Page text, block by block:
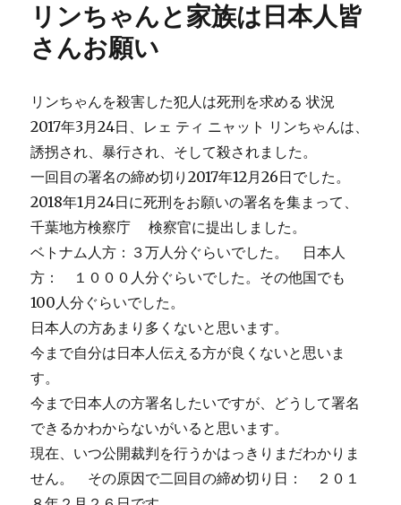
リンちゃんと家族は日本人皆
さんお願い
リンちゃんを殺害した犯人は死刑を求める 状況
2017年3月24日、レェ ティ ニャット リンちゃんは、
誘拐され、暴行され、そして殺されました。
一回目の署名の締め切り2017年12月26日でした。
2018年1月24日に死刑をお願いの署名を集まって、
千葉地方検察庁 検察官に提出しました。
ベトナム人方：３万人分ぐらいでした。 日本人
方： １０００人分ぐらいでした。その他国でも
100人分ぐらいでした。
日本人の方あまり多くないと思います。
今まで自分は日本人伝える方が良くないと思いま
す。
今まで日本人の方署名したいですが、どうして署名
できるかわからないがいると思います。
現在、いつ公開裁判を行うかはっきりまだわかりま
せん。 その原因で二回目の締め切り日： ２０１